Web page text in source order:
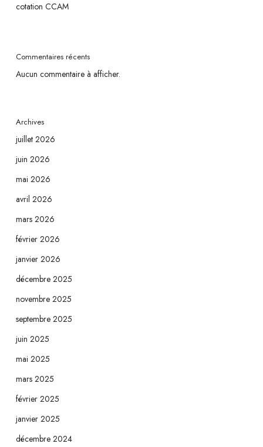
cotation CCAM
Commentaires récents
Aucun commentaire à afficher.
Archives
juillet 2026
juin 2026
mai 2026
avril 2026
mars 2026
février 2026
janvier 2026
décembre 2025
novembre 2025
septembre 2025
juin 2025
mai 2025
mars 2025
février 2025
janvier 2025
décembre 2024